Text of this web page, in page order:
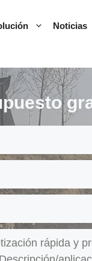
Noticias